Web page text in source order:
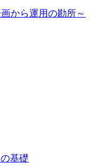
から運用の勘所～
基礎